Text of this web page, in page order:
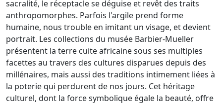
sacralité, le réceptacle se déguise et revêt des traits
anthropomorphes. Parfois l'argile prend forme
humaine, nous trouble en imitant un visage, et devient
portrait. Les collections du musée Barbier-Mueller
présentent la terre cuite africaine sous ses multiples
facettes au travers des cultures disparues depuis des
millénaires, mais aussi des traditions intimement liées à
la poterie qui perdurent de nos jours. Cet héritage
culturel, dont la force symbolique égale la beauté, offre